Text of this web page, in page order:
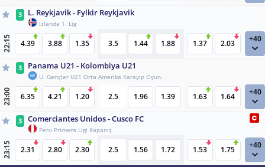
3 L. Reykjavik - Fylkir Reykjavik
İzlanda 1. Lig
22:15 4.39 3.88 1.35 3.5 1.44 1.88 1.37 2.03 +40
3 Panama U21 - Kolombiya U21
U. Gençler U21 Orta Amerika Karayip Oyun.
23:00 6.35 4.21 1.20 2.5 1.96 1.39 1.63 1.64 +40
3 Comerciantes Unidos - Cusco FC
Peru Primera Ligi Kapanış
23:15 2.31 2.80 2.30 2.5 1.56 1.72 1.53 1.75 +40